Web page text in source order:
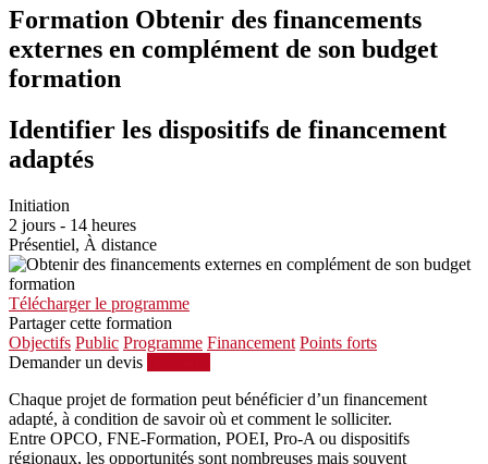
Formation Obtenir des financements
externes en complément de son budget
formation
Identifier les dispositifs de financement
adaptés
Initiation
2 jours - 14 heures
Présentiel, À distance
Télécharger le programme
Partager cette formation
Objectifs Public Programme Financement Points forts
Demander un devis
Chaque projet de formation peut bénéficier d’un financement
adapté, à condition de savoir où et comment le solliciter.
Entre OPCO, FNE-Formation, POEI, Pro-A ou dispositifs
régionaux, les opportunités sont nombreuses mais souvent